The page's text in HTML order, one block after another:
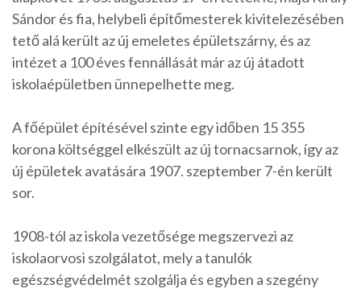
Sándor és fia, helybeli építőmesterek kivitelezésében
tető alá került az új emeletes épületszárny, és az
intézet a 100 éves fennállását már az új átadott
iskolaépületben ünnepelhette meg.
A főépület építésével szinte egy időben 15 355
korona költséggel elkészült az új tornacsarnok, így az
új épületek avatására 1907. szeptember 7-én került
sor.
1908-tól az iskola vezetősége megszervezi az
iskolaorvosi szolgálatot, mely a tanulók
egészségvédelmét szolgálja és egyben a szegény